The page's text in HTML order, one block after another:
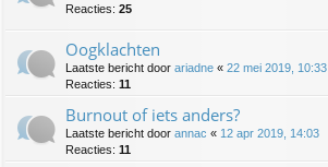
Reacties: 25
Oogklachten
Laatste bericht door ariadne « 22 mei 2019, 10:33
Reacties: 11
Burnout of iets anders?
Laatste bericht door annac « 12 apr 2019, 14:03
Reacties: 11